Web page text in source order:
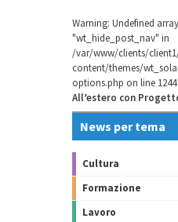
Warning: Undefined
"wt_hide_post_nav" in
/var/www/clients/
content/themes/
options.php on line 1244
All’estero con
News per tema
Cultura
Formazione
Lavoro